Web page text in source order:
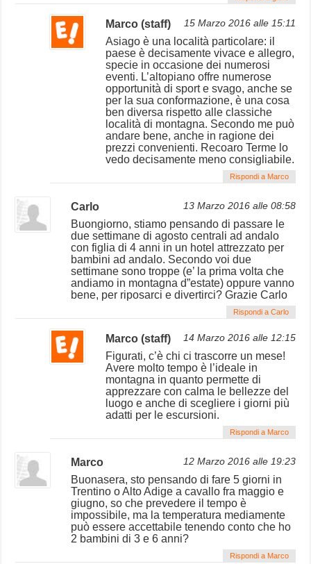
Marco (staff) 15 Marzo 2016 alle 15:11
Asiago è una località particolare: il
paese è decisamente vivace e allegro,
specie in occasione dei numerosi
eventi. L’altopiano offre numerose
opportunità di sport e svago, anche se
per la sua conformazione, è una cosa
ben diversa rispetto alle classiche
località di montagna. Secondo me può
andare bene, anche in ragione dei
prezzi convenienti. Recoaro Terme lo
vedo decisamente meno consigliabile.
Rispondi a Marco
Carlo 13 Marzo 2016 alle 08:58
Buongiorno, stiamo pensando di passare le
due settimane di agosto centrali ad andalo
con figlia di 4 anni in un hotel attrezzato per
bambini ad andalo. Secondo voi due
settimane sono troppe (e’ la prima volta che
andiamo in montagna d”estate) oppure vanno
bene, per riposarci e divertirci? Grazie Carlo
Rispondi a Carlo
Marco (staff) 14 Marzo 2016 alle 12:15
Figurati, c’è chi ci trascorre un mese!
Avere molto tempo è l’ideale in
montagna in quanto permette di
apprezzare con calma le bellezze del
luogo e anche di scegliere i giorni più
adatti per le escursioni.
Rispondi a Marco
Marco 12 Marzo 2016 alle 19:23
Buonasera, sto pensando di fare 5 giorni in
Trentino o Alto Adige a cavallo fra maggio e
giugno, so che prevedere il tempo è
impossibile, ma la temperatura mediamente
può essere accettabile tenendo conto che ho
2 bambini di 3 e 6 anni?
Rispondi a Marco